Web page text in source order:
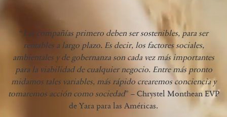
“Las compañías primero deben ser sostenibles, para ser
rentables a largo plazo. Es decir, los factores sociales,
ambientales y de gobernanza son cada vez más importantes
para la viabilidad de cualquier negocio. Entre más pronto
midamos tales variables, más rápido crearemos conciencia y
tomaremos acción como sociedad” – Chrystel Monthean EVP
de Yara para las Américas.